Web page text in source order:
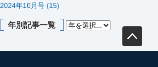
2024年10月号 (15)
年別記事一覧